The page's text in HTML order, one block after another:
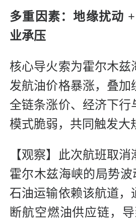
多重因素：地缘扰动
业承压
核心导火索为霍尔木兹
发航油价格暴涨，叠加
全链条涨价、经济下行
模式脆弱，共同触发大
【观察】此次航班取
霍尔木兹海峡的局势波
石油运输依赖该航道，
断航空燃油供应链，